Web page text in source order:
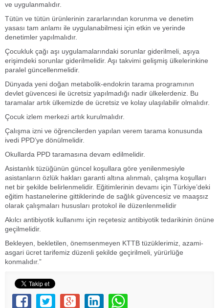
ve uygulanmalıdır.
Tütün ve tütün ürünlerinin zararlarından korunma ve denetim
yasası tam anlamı ile uygulanabilmesi için etkin ve yerinde
denetimler yapılmalıdır.
Çocukluk çağı aşı uygulamalarındaki sorunlar giderilmeli, aşıya
erişimdeki sorunlar giderilmelidir. Aşı takvimi gelişmiş ülkelerinkine
paralel güncellenmelidir.
Dünyada yeni doğan metabolik-endokrin tarama programının
devlet güvencesi ile ücretsiz yapılmadığı nadir ülkelerdeniz. Bu
taramalar artık ülkemizde de ücretsiz ve kolay ulaşılabilir olmalıdır.
Çocuk izlem merkezi artık kurulmalıdır.
Çalışma izni ve öğrencilerden yapılan verem tarama konusunda
ivedi PPD’ye dönülmelidir.
Okullarda PPD taramasına devam edilmelidir.
Asistanlık tüzüğünün güncel koşullara göre yenilenmesiyle
asistanların özlük hakları garanti altına alınmalı, çalışma koşulları
net bir şekilde belirlenmelidir. Eğitimlerinin devamı için Türkiye’deki
eğitim hastanelerine gittiklerinde de sağlık güvencesiz ve maaşsız
olarak çalışmaları hususları protokol ile düzenlenmelidir
Akılcı antibiyotik kullanımı için reçetesiz antibiyotik tedarikinin önüne
geçilmelidir.
Bekleyen, bekletilen, önemsenmeyen KTTB tüzüklerimiz, azami-
asgari ücret tarifemiz düzenli şekilde geçirilmeli, yürürlüğe
konmalıdır.”